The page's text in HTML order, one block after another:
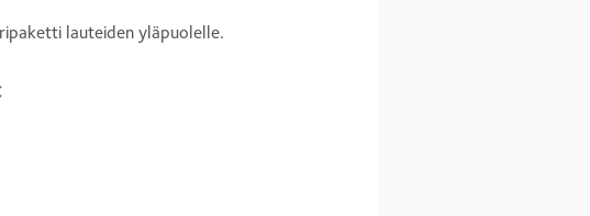
lauteiden yläpuolelle.